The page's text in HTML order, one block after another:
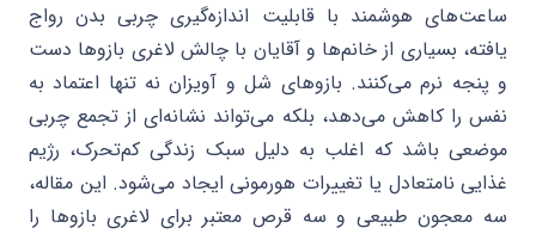
ساعت‌های هوشمند با قابلیت اندازه‌گیری چربی بدن رواج
یافته، بسیاری از خانم‌ها و آقایان با چالش لاغری بازوها دست
و پنجه نرم می‌کنند. بازوهای شل و آویزان نه تنها اعتماد به
نفس را کاهش می‌دهد، بلکه می‌تواند نشانه‌ای از تجمع چربی
موضعی باشد که اغلب به دلیل سبک زندگی کم‌تحرک، رژیم
غذایی نامتعادل یا تغییرات هورمونی ایجاد می‌شود. این مقاله،
سه معجون طبیعی و سه قرص معتبر برای لاغری بازوها را